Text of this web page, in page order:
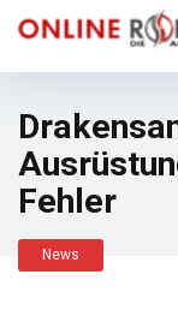
Fehler
News